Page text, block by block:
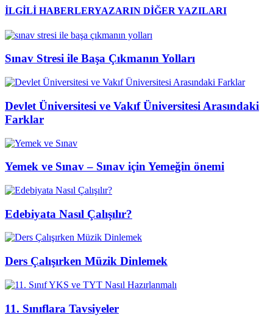
İLGİLİ HABERLERYAZARIN DİĞER YAZILARI
Sınav Stresi ile Başa Çıkmanın Yolları
Devlet Üniversitesi ve Vakıf Üniversitesi Arasındaki
Farklar
Yemek ve Sınav – Sınav için Yemeğin önemi
Edebiyata Nasıl Çalışılır?
Ders Çalışırken Müzik Dinlemek
11. Sınıflara Tavsiyeler